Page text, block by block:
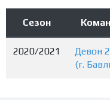
Сезон
2020/2021
Девон
(г.